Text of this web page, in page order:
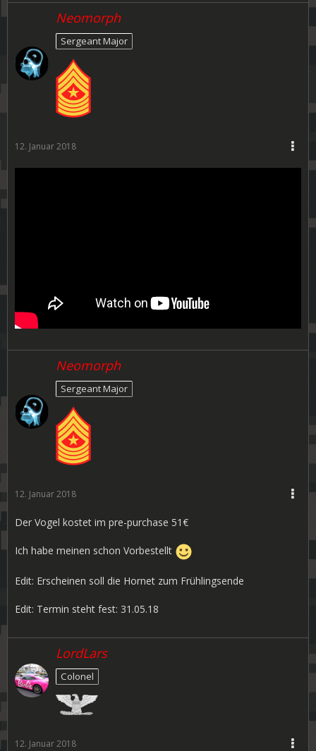
Neomorph
Sergeant Major
12. Januar 2018
Neomorph
Sergeant Major
12. Januar 2018
Der Vogel kostet im pre-purchase 51€
Ich habe meinen schon Vorbestellt
Edit: Erscheinen soll die Hornet zum Frühlingsende
Edit: Termin steht fest: 31.05.18
LordLars
Colonel
12. Januar 2018